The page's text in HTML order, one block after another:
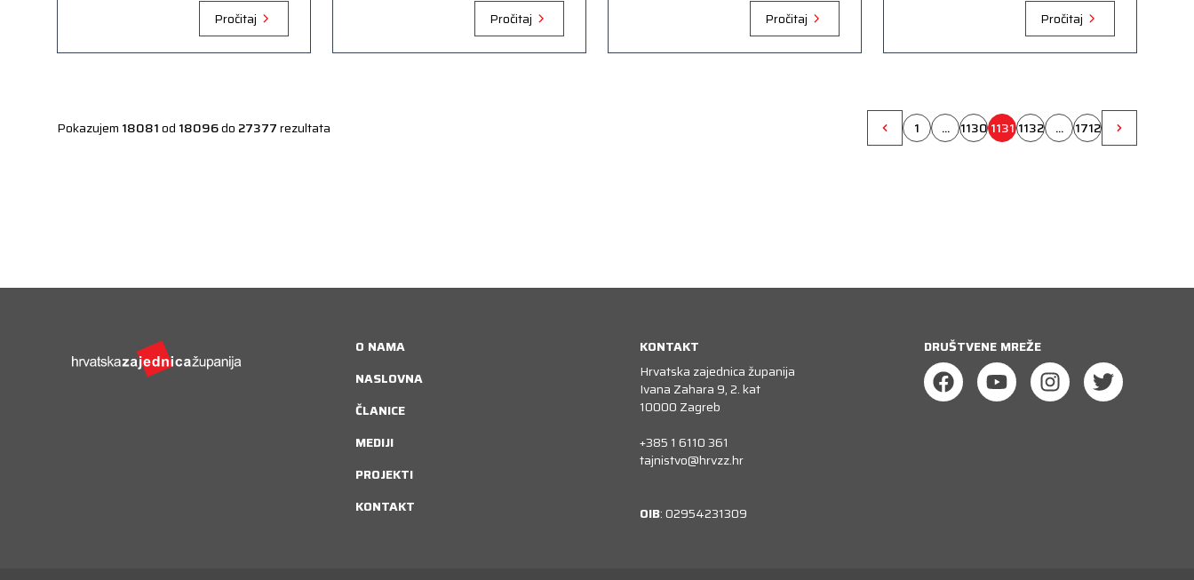
Pročitaj Pročitaj Pročitaj Pročitaj
Pokazujem 18081od 18096do 27377rezultata 1 ... 113011311132 ... 1712
O NAMA
NASLOVNA
ČLANICE
MEDIJI
PROJEKTI
KONTAKT
KONTAKT
Hrvatska zajednica županija
Ivana Zahara 9, 2. kat
10000 Zagreb
+385 1 6110 361
tajnistvo@hrvzz.hr
OIB: 02954231309
DRUŠTVENE MREŽE